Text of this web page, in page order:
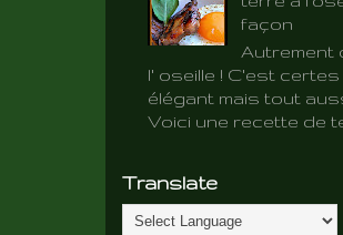
façon
Autrement
l' oseille ! C'est certes
élégant mais tout
Voici une recette de
Translate